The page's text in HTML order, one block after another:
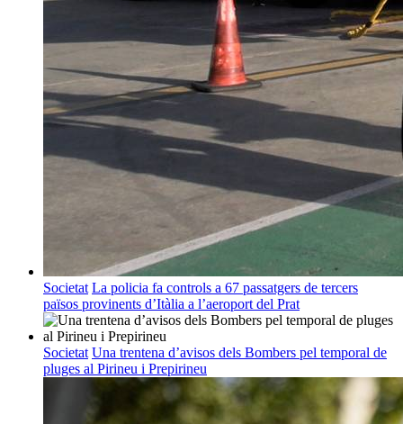
Societat La policia fa controls a 67 passatgers de tercers
països provinents d’Itàlia a l’aeroport del Prat
Societat Una trentena d’avisos dels Bombers pel temporal de
pluges al Pirineu i Prepirineu